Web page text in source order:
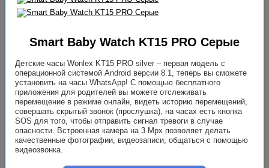
Smart Baby Watch KT15 PRO Серые
Детские часы Wonlex KT15 PRO silver – первая модель с
операционной системой Android версии 8.1, теперь вы сможете
установить на часы WhatsApp! С помощью бесплатного
приложения для родителей вы можете отслеживать
перемещение в режиме онлайн, видеть историю перемещений,
совершать скрытый звонок (прослушка), на часах есть кнопка
SOS для того, чтобы отправить сигнал тревоги в случае
опасности. Встроенная камера на 3 Mpx позволяет делать
качественные фотографии, видеозаписи, общаться с помощью
видеозвонка.